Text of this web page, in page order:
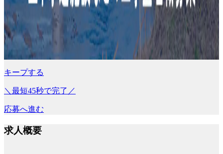
キープする
＼最短45秒で完了／
応募へ進む
求人概要